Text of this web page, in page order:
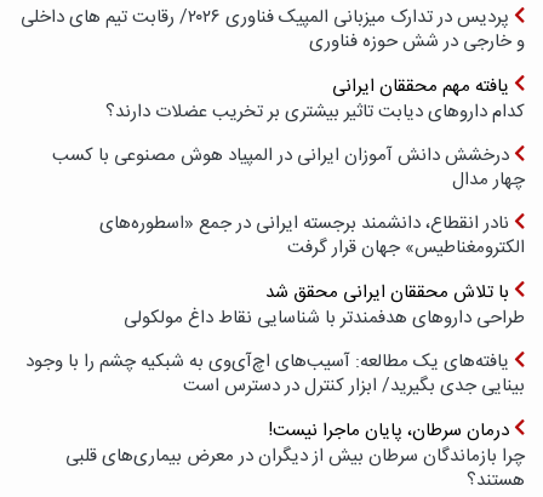
پردیس در تدارک میزبانی المپیک فناوری ۲۰۲۶/ رقابت تیم های داخلی
و خارجی در شش حوزه فناوری
یافته مهم محققان ایرانی
کدام داروهای دیابت تاثیر بیشتری بر تخریب عضلات دارند؟
درخشش دانش آموزان ایرانی در المپیاد هوش مصنوعی با کسب
چهار مدال
نادر انقطاع، دانشمند برجسته ایرانی در جمع «اسطوره‌های
الکترومغناطیس» جهان قرار گرفت
با تلاش محققان ایرانی محقق شد
طراحی داروهای هدفمندتر با شناسایی نقاط داغ مولکولی
یافته‌های یک مطالعه: آسیب‌های اچ‌آی‌وی به شبکیه چشم را با وجود
بینایی جدی بگیرید/ ابزار کنترل در دسترس است
درمان سرطان، پایان ماجرا نیست!
چرا بازماندگان سرطان بیش از دیگران در معرض بیماری‌های قلبی
هستند؟